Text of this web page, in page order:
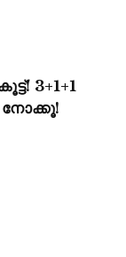
3+1+1
നോക്കൂ!